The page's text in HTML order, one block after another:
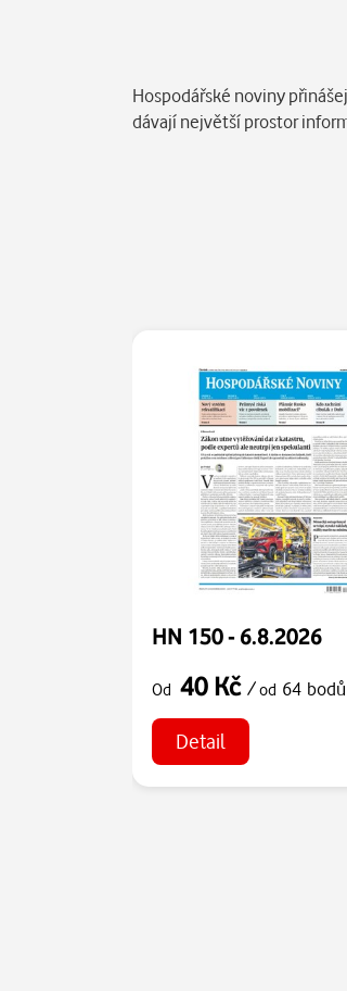
Hospodářské noviny
dávají největší prostor
HN 150 - 6.8.2026
Od 40 Kč /od 64 bodů
Detail